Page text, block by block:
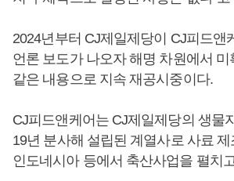
2024년부터 CJ제일제당이 CJ피드앤
언론 보도가 나오자 해명 차원에서 미
같은 내용으로 지속 재공시중이다.
CJ피드앤케어는 CJ제일제당의 생물
19년 분사해 설립된 계열사로 사료
인도네시아 등에서 축산사업을 펼치